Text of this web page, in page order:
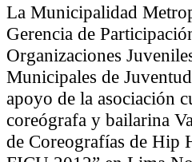
La Municipalidad
Gerencia de
Organizaciones
Municipales de
apoyo de la asociación
coreógrafa y bailarina
de Coreografías de Hip